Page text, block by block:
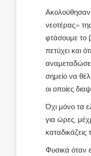
Ακολούθησαν
νεοτέρας»
φτάσουμε το
πετύχει και
σημείο να
οι οποίες
Όχι μόνο τα
για ώρες,
Φυσικά όταν